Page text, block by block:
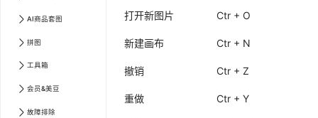
AI商品套图
拼图
工具箱
会员&美豆
故障排除
打开新图片 Ctr + O
新建画布 Ctr + N
撤销 Ctr + Z
重做 Ctr + Y